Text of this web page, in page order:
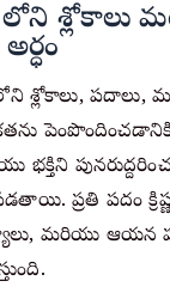
లోని శ్లోకాలు
శ్లోకాలు,
భక్తిని
ప్రతి పదం
మరియు ఆయన